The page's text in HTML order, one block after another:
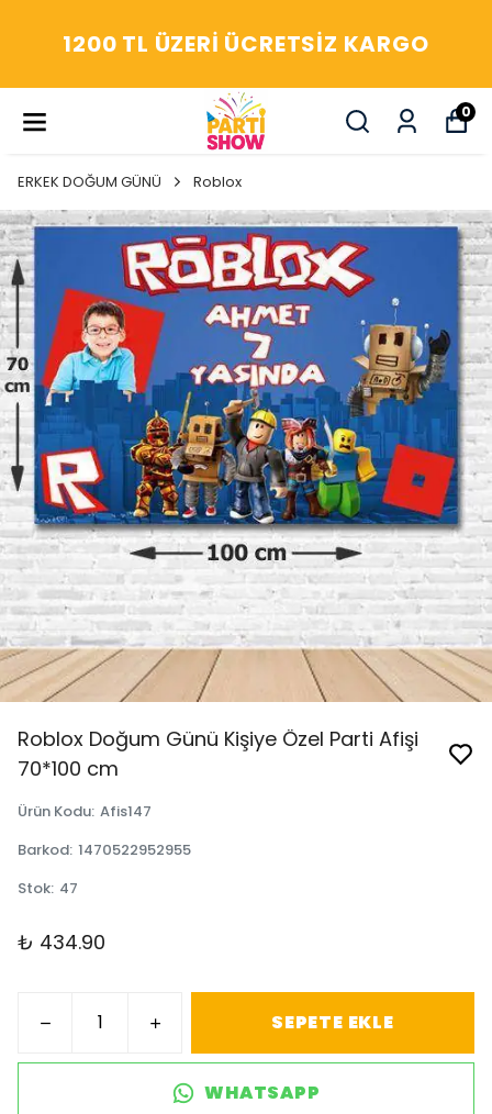
YAŞASIN! ARADIĞIM HERŞEY
PARTİ SHOW'DA
0
ERKEK DOĞUM GÜNÜ Roblox
Roblox Doğum Günü Kişiye Özel Parti Afişi
70*100 cm
Ürün Kodu: Afis147
Barkod: 1470522952955
Stok: 47
₺ 434.90
SEPETE EKLE
WHATSAPP